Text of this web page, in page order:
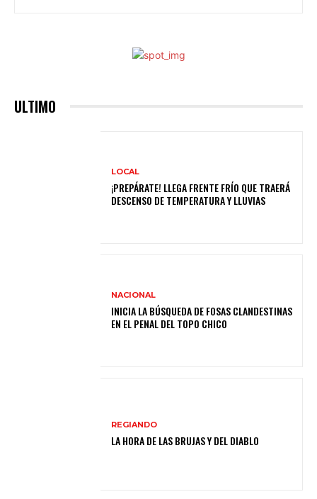
ULTIMO
LOCAL
¡PREPÁRATE! LLEGA FRENTE FRÍO QUE TRAERÁ
DESCENSO DE TEMPERATURA Y LLUVIAS
NACIONAL
INICIA LA BÚSQUEDA DE FOSAS CLANDESTINAS
EN EL PENAL DEL TOPO CHICO
REGIANDO
LA HORA DE LAS BRUJAS Y DEL DIABLO